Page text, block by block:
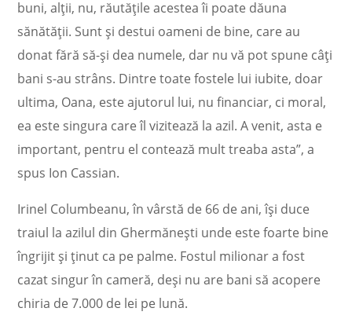
buni, alții, nu, răutățile acestea îi poate dăuna
sănătății. Sunt și destui oameni de bine, care au
donat fără să-și dea numele, dar nu vă pot spune câți
bani s-au strâns. Dintre toate fostele lui iubite, doar
ultima, Oana, este ajutorul lui, nu financiar, ci moral,
ea este singura care îl vizitează la azil. A venit, asta e
important, pentru el contează mult treaba asta”, a
spus Ion Cassian.
Irinel Columbeanu, în vârstă de 66 de ani, își duce
traiul la azilul din Ghermănești unde este foarte bine
îngrijit și ținut ca pe palme. Fostul milionar a fost
cazat singur în cameră, deși nu are bani să acopere
chiria de 7.000 de lei pe lună.